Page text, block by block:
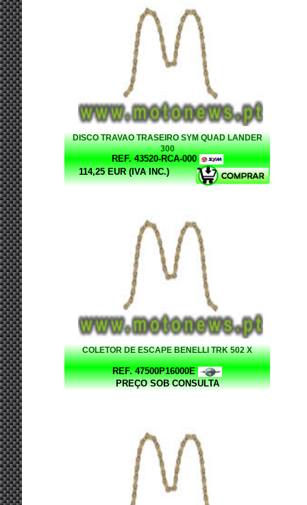
DISCO TRAVAO TRASEIRO SYM QUAD LANDER
300
REF. 43520-RCA-000
114,25 EUR (IVA INC.)
COLETOR DE ESCAPE BENELLI TRK 502 X
REF. 47500P16000E
PREÇO SOB CONSULTA